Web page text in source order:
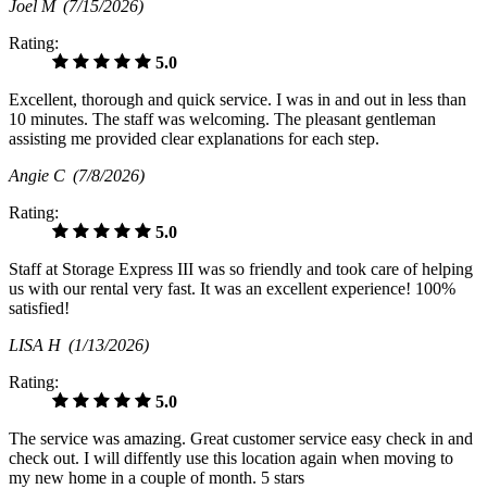
Joel M (7/15/2026)
Rating:
5.0
Excellent, thorough and quick service. I was in and out in less than
10 minutes. The staff was welcoming. The pleasant gentleman
assisting me provided clear explanations for each step.
Angie C (7/8/2026)
Rating:
5.0
Staff at Storage Express III was so friendly and took care of helping
us with our rental very fast. It was an excellent experience! 100%
satisfied!
LISA H (1/13/2026)
Rating:
5.0
The service was amazing. Great customer service easy check in and
check out. I will diffently use this location again when moving to
my new home in a couple of month. 5 stars